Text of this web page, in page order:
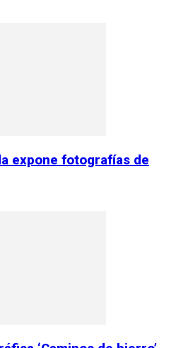
expone fotografías de